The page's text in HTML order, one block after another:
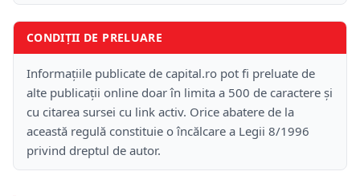
CONDIȚII DE PRELUARE
Informațiile publicate de capital.ro pot fi preluate de
alte publicații online doar în limita a 500 de caractere și
cu citarea sursei cu link activ. Orice abatere de la
această regulă constituie o încălcare a Legii 8/1996
privind dreptul de autor.